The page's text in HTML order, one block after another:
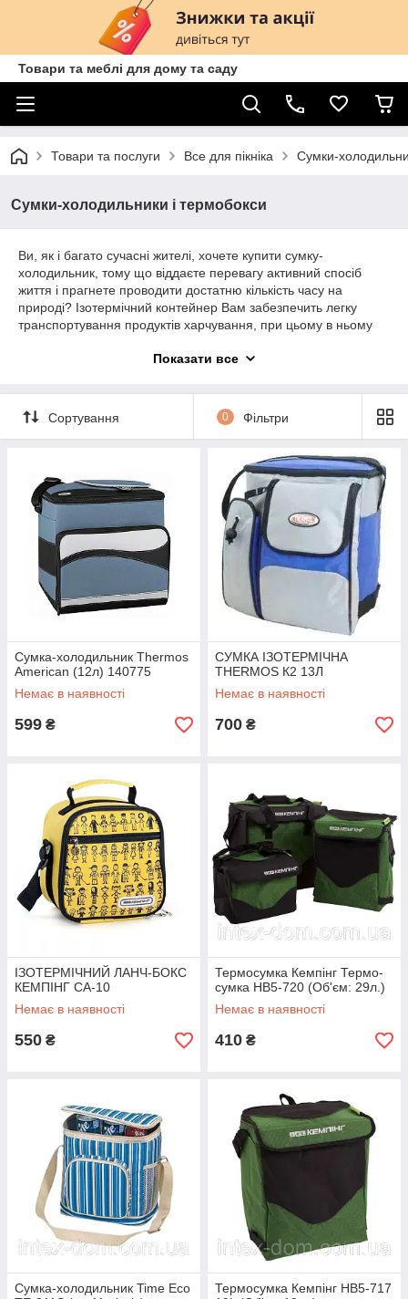
Товари та меблі для дому та саду
Товари та послуги Все для пікніка Сумки-
Сумки-холодильники і термобокси
Ви, як і багато сучасні жителі, хочете купити сумку-
холодильник, тому що віддаєте перевагу активний спосіб
життя і прагнете проводити достатню кількість часу на
природі? Ізотермічний контейнер Вам забезпечить легку
транспортування продуктів харчування, при цьому в ньому
У нашому інтернет-магазині ми пропонуємо вибрати кращі
Показати все
Сортування 0 Фільтри
Сумка-холодильник Thermos
American (12л) 140775
Немає в наявності
599 ₴
СУМКА ІЗОТЕРМІЧНА
THERMOS К2 13Л
Немає в наявності
700 ₴
ІЗОТЕРМІЧНИЙ ЛАНЧ-БОКС
КЕМПІНГ СА-10
Немає в наявності
550 ₴
Термосумка Кемпінг Термо-
сумка HB5-720 (Об'єм: 29л.)
Немає в наявності
410 ₴
Сумка-холодильник Time Eco
Термосумка Кемпінг HB5-717